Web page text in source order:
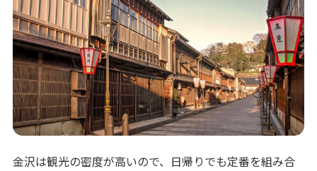
金沢は観光の密度が高いので、日帰りでも定番を組み合